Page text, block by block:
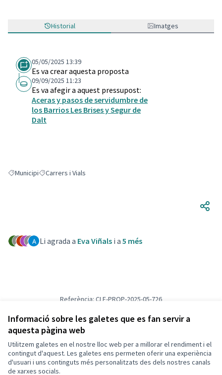
Informació sobre les galetes que es fan servir a
aquesta pàgina web
Utilitzem galetes en el nostre lloc web per a millorar el rendiment i el
contingut d'aquest. Les galetes ens permeten oferir una experiència
d'usuari i uns continguts més personalitzats des dels nostres canals
de xarxes socials.
Historial Imatges
05/05/2025 13:39
Es va crear aquesta proposta
09/09/2025 11:23
Es va afegir a aquest pressupost:
Aceras y pasos de servidumbre de
los Barrios Les Brises y Segur de
Dalt
Resultats en filtrar per: Municipi
MunicipiResultats en filtrar per: Carrers i Vials
Carrers i Vials
Li agrada a Eva Viñals i a 5 més
Referència: CLF-PROP-2025-05-726
Verifica l'empremta digital
Termes i condicions d'ús
Configuració de les galetes
Decidim Calafell a X
Decidim Calafell a Facebook
Decidim Calafell a YouTube
Decidim Calafell a GitHub